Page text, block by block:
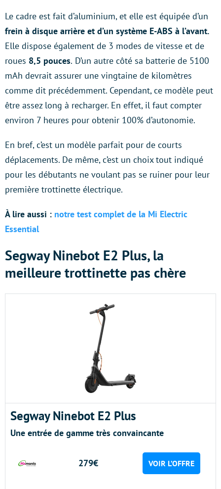
Le cadre est fait d’aluminium, et elle est équipée d’un
frein à disque arrière et d’un système E-ABS à l’avant.
Elle dispose également de 3 modes de vitesse et de
roues 8,5 pouces. D’un autre côté sa batterie de 5100
mAh devrait assurer une vingtaine de kilomètres
comme dit précédemment. Cependant, ce modèle peut
être assez long à recharger. En effet, il faut compter
environ 7 heures pour obtenir 100% d’autonomie.
En bref, c’est un modèle parfait pour de courts
déplacements. De même, c’est un choix tout indiqué
pour les débutants ne voulant pas se ruiner pour leur
première trottinette électrique.
À lire aussi : notre test complet de la Mi Electric
Essential
Segway Ninebot E2 Plus, la
meilleure trottinette pas chère
Segway Ninebot E2 Plus
Une entrée de gamme très convaincante
279€ VOIR L’OFFRE